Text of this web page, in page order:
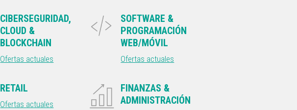
CIBERSEGURIDAD,
CLOUD &
BLOCKCHAIN
Ofertas actuales
SOFTWARE &
PROGRAMACIÓN
WEB/MÓVIL
Ofertas actuales
RETAIL
Ofertas actuales
FINANZAS &
ADMINISTRACIÓN